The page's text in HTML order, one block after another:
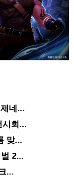
네...
시회...
맞...
2...
...